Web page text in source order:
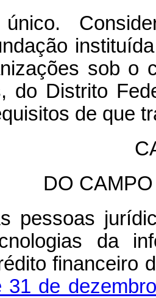
único.
sob o
do Distrito
de que
DO
pessoas
da
financeiro
31 de